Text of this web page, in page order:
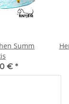
Summ
€ *